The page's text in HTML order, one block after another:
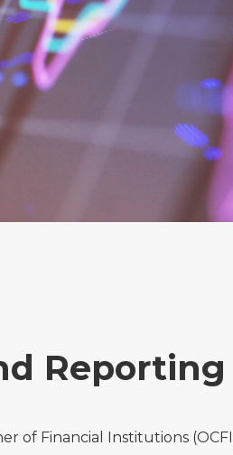
Reporting
of Financial Institutions